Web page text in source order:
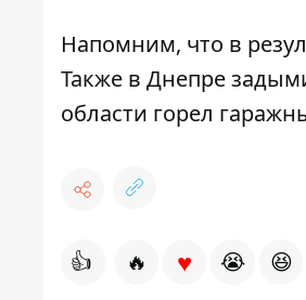
Напомним, что в
Также в Днепре
области горел
👍 🔥 ♥ 😭 😆